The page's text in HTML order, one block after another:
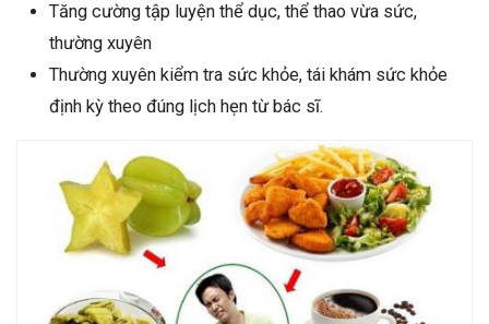
Tăng cường tập luyện thể dục, thể thao vừa sức,
thường xuyên
Thường xuyên kiểm tra sức khỏe, tái khám sức khỏe
định kỳ theo đúng lịch hẹn từ bác sĩ.